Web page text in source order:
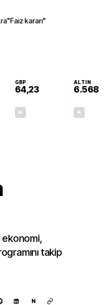
"Faiz kararı"
GBP
64,23
ALTIN
6.568
ekonomi,
takip
N